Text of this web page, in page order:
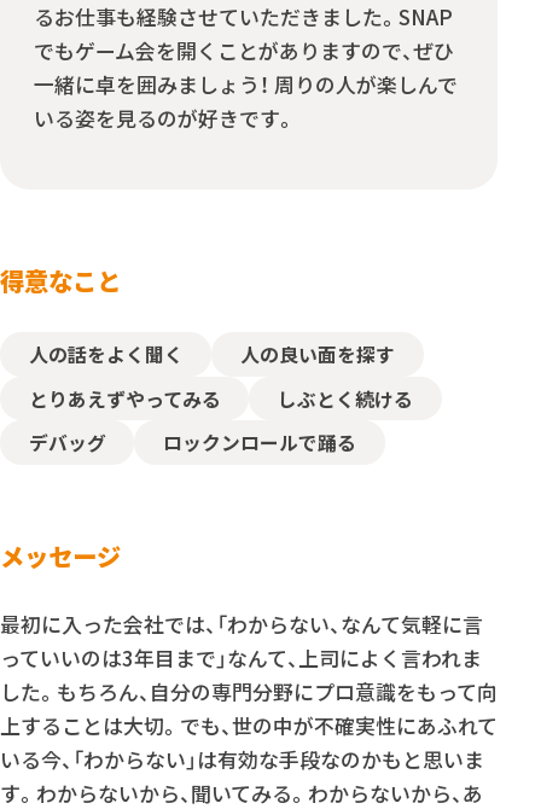
るお仕事も経験させていただきました。SNAP
でもゲーム会を開くことがありますので、ぜひ
一緒に卓を囲みましょう！ 周りの人が楽しんで
いる姿を見るのが好きです。
得意なこと
人の話をよく聞く
人の良い面を探す
とりあえずやってみる
しぶとく続ける
デバッグ
ロックンロールで踊る
メッセージ
最初に入った会社では、「わからない、なんて気軽に言
っていいのは3年目まで」なんて、上司によく言われま
した。もちろん、自分の専門分野にプロ意識をもって向
上することは大切。でも、世の中が不確実性にあふれて
いる今、「わからない」は有効な手段なのかもと思いま
す。わからないから、聞いてみる。わからないから、あ